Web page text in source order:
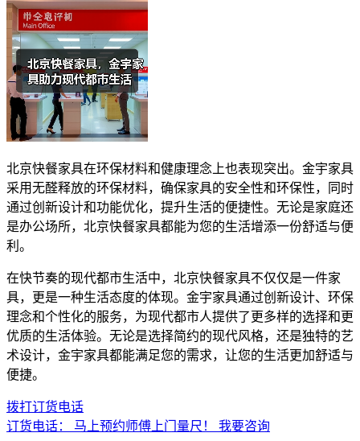
北京快餐家具在环保材料和健康理念上也表现突出。金宇家具
采用无醛释放的环保材料，确保家具的安全性和环保性，同时
通过创新设计和功能优化，提升生活的便捷性。无论是家庭还
是办公场所，北京快餐家具都能为您的生活增添一份舒适与便
利。
在快节奏的现代都市生活中，北京快餐家具不仅仅是一件家
具，更是一种生活态度的体现。金宇家具通过创新设计、环保
理念和个性化的服务，为现代都市人提供了更多样的选择和更
优质的生活体验。无论是选择简约的现代风格，还是独特的艺
术设计，金宇家具都能满足您的需求，让您的生活更加舒适与
便捷。
拨打订货电话
订货电话：
马上预约师傅上门量尺！ 我要咨询